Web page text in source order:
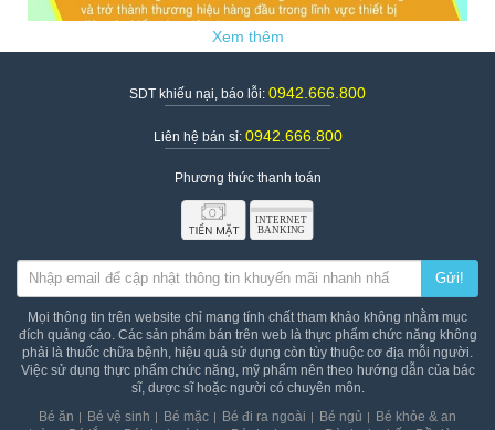
Nam từ những năm 90
Comet là thương hiệu nổi tiếng của Việt Nam, được
hàng triệu người dân tin dùng. Xuất hiện từ năm 1990,
nhiều nơi, phục vụ cuộc sống hàng ngày cho hàng
Từ năm 2005, Comet chuyển giao công nghệ sản xuất
và nhượng toàn bộ quyền sở hữu cho tập đờn KTG. Tập
đoàn KTG tiếp tục tung ra thị trường với nhiều sản
phẩm mới, an toàn tuyệt đối cho người dùng, với các
tính năng ưu việt, kiểu dáng đa dạng, đáp ứng mọi thị
hiếu của khách hàng.
Hiện tại, các sản phẩm của Comet đã có mặt hầu hết tại
các nhà phân phối, đại lý thiết bị điện trên toàn quốc và
SDT khiếu nại, báo lỗi: 0942.666.800
Liên hệ bán sỉ: 0942.666.800
Phương thức thanh toán
Gửi!
Mọi thông tin trên website chỉ mang tính chất tham khảo không nhằm mục
đích quảng cáo. Các sản phẩm bán trên web là thực phẩm chức năng không
phải là thuốc chữa bệnh, hiệu quả sử dụng còn tùy thuộc cơ địa mỗi người.
Việc sử dụng thực phẩm chức năng, mỹ phẩm nên theo hướng dẫn của bác
sĩ, dược sĩ hoặc người có chuyên môn.
Bé ăn
Bé vệ sinh Bé mặc Bé đi ra ngoài Bé ngủ
Bé khỏe & an